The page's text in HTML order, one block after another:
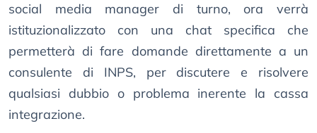
social media manager di turno, ora verrà
istituzionalizzato con una chat specifica che
permetterà di fare domande direttamente a un
consulente di INPS, per discutere e risolvere
qualsiasi dubbio o problema inerente la cassa
integrazione.